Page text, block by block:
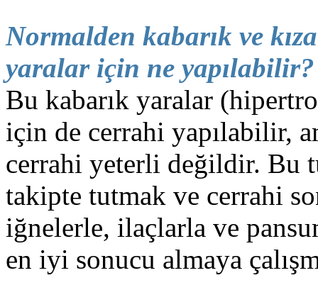
Normalden kabarık ve
yaralar için ne yapılabilir?
Bu kabarık yaralar
için de cerrahi yapılabilir,
cerrahi yeterli değildir. Bu
takipte tutmak ve cerrahi
iğnelerle, ilaçlarla ve
en iyi sonucu almaya